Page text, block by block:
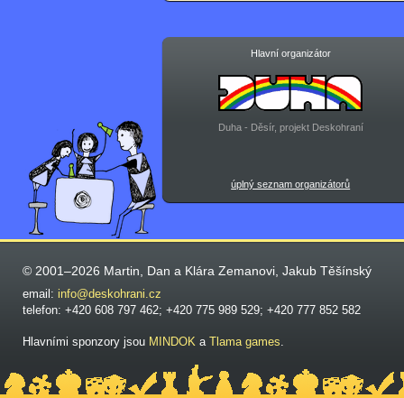
Hlavní organizátor
Duha - Děsír, projekt Deskohraní
úplný seznam organizátorů
© 2001–2026 Martin, Dan a Klára Zemanovi, Jakub Těšínský
email: info@deskohrani.cz
telefon: +420 608 797 462; +420 775 989 529; +420 777 852 582
Hlavními sponzory jsou MINDOK a Tlama games.